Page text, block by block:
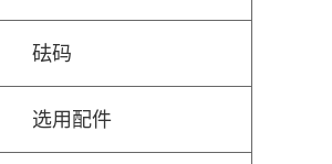
砝码
选用配件